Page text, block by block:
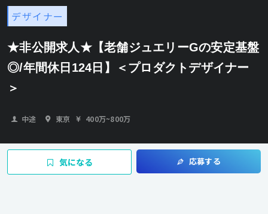
デザイナー
★非公開求人★【老舗ジュエリーGの安定基盤
◎/年間休日124日】＜プロダクトデザイナー
＞
中途 東京 400万~800万
気になる 応募する